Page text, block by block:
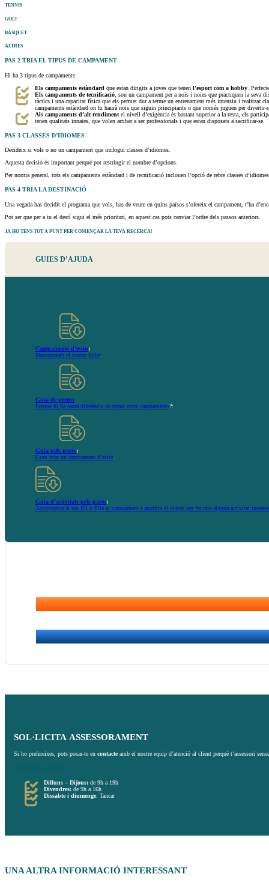
TENNIS
GOLF
BÀSQUET
ALTRES
PAS 2 TRIA EL TIPUS DE CAMPAMENT
Hi ha 3 tipus de campaments:
Els campaments estàndard que estan dirigits a joves que tenen l’esport com a hobby .
Els campaments de tecnificació , son un campament per a nois i noies que practiquen la
tàctics i una capacitat física que els permet dur a terme un entrenament més intensiu i realitzar
campaments estàndard on hi haurà nois que siguin principiants o que només juguen per
Als campaments d’alt rendiment el nivell d’exigència és bastant superior a la resta, els
tenen qualitats innates, que volen arribar a ser professionals i que estan disposats a sacrificar-se.
PAS 3 CLASSES D’IDIOMES
Decideix si vols o no un campament que inclogui classes d’idiomes.
Aquesta decisió és important perquè pot restringir el nombre d’opcions.
Per norma general, tots els campaments estàndard i de tecnificació inclouen l’opció de rebre classes
PAS 4 TRIA LA DESTINACIÓ
Una vegada has decidit el programa que vols, has de veure en quins països s’ofereix el campament, t’ha
Pot ser que per a tu el destí sigui el més prioritari, en aquest cas pots canviar l’ordre dels passos anteriors.
JA HO TENS TOT A PUNT PER COMENÇAR LA TEVA RECERCA!
GUIES D’AJUDA
Campaments d’estiu:
Descarrega’t el nostre fullet.
Guia de preus:
Perquè hi ha tanta diferència de preus entre campaments?:
Guia pels pares:
Com triar un campament d’estiu.
Guia d’activitats pels pares:
Acompanya al teu fill o filla al campament i aprofita el viatge per fer una alguna activitat
SOL·LICITA ASSESSORAMENT
Si ho prefereixes, pots posar-te en contacteamb el nostre equip d’atenció al client perquè t’assessori
Dilluns – Dijous: de 9h a 19h
Divendres: de 9h a 16h
Dissabte i diumenge: Tancat
UNA ALTRA INFORMACIÓ INTERESSANT